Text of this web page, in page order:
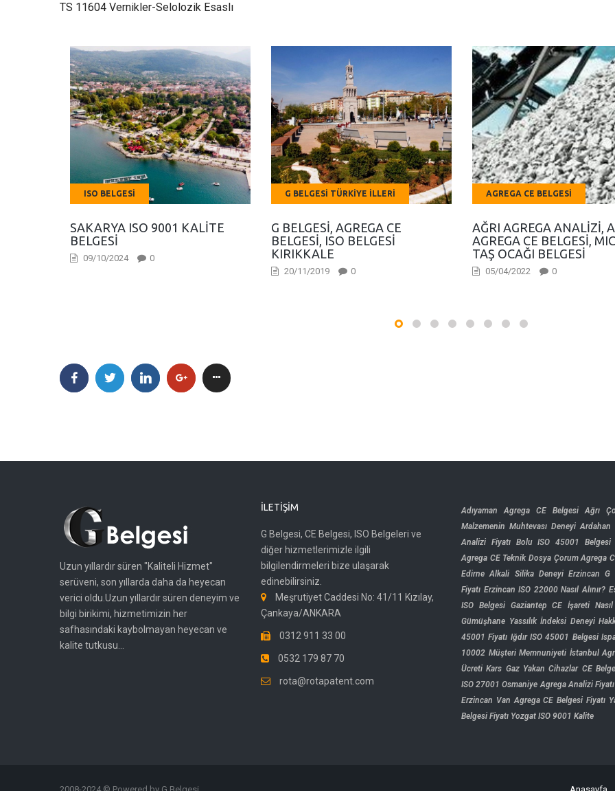
TS 11604 Vernikler-Selolozik Esaslı
ISO BELGESI
SAKARYA ISO 9001 KALITE
BELGESI
09/10/2024 0
G BELGESI TÜRKIYE İLLERI
G BELGESI, AGREGA CE
BELGESI, ISO BELGESI
KIRIKKALE
20/11/2019 0
AGREGA CE BELGESI
AĞRI AGREGA ANALIZI,
AGREGA CE BELGESI,
TAŞ OCAĞI BELGESI
05/04/2022 0
Uzun yıllardır süren "Kaliteli Hizmet"
serüveni, son yıllarda daha da heyecan
verici oldu.Uzun yıllardır süren deneyim ve
bilgi birikimi, hizmetimizin her
safhasındaki kaybolmayan heyecan ve
kalite tutkusu...
İLETIŞIM
G Belgesi, CE Belgesi, ISO Belgeleri ve
diğer hizmetlerimizle ilgili
bilgilendirmeleri bize ulaşarak
edinebilirsiniz.
Meşrutiyet Caddesi No: 41/11 Kızılay,
Çankaya/ANKARA
0312 911 33 00
0532 179 87 70
rota@rotapatent.com
Adıyaman Agrega CE Belgesi
Ağrı
Malzemenin Muhtevası Deneyi Ardahan
Analizi Fiyatı Bolu ISO 45001 Belgesi
Agrega CE Teknik Dosya Çorum Agrega
Edirne Alkali Silika Deneyi Erzincan G
Fiyatı Erzincan ISO 22000 Nasıl Alınır?
ISO Belgesi Gaziantep CE İşareti Nasıl
Gümüşhane Yassılık İndeksi Deneyi
45001 Fiyatı Iğdır ISO 45001 Belgesi
10002 Müşteri Memnuniyeti İstanbul
Ücreti Kars Gaz Yakan Cihazlar CE
ISO 27001 Osmaniye Agrega Analizi Fiyatı
Erzincan Van Agrega CE Belgesi Fiyatı
Belgesi Fiyatı Yozgat ISO 9001 Kalite